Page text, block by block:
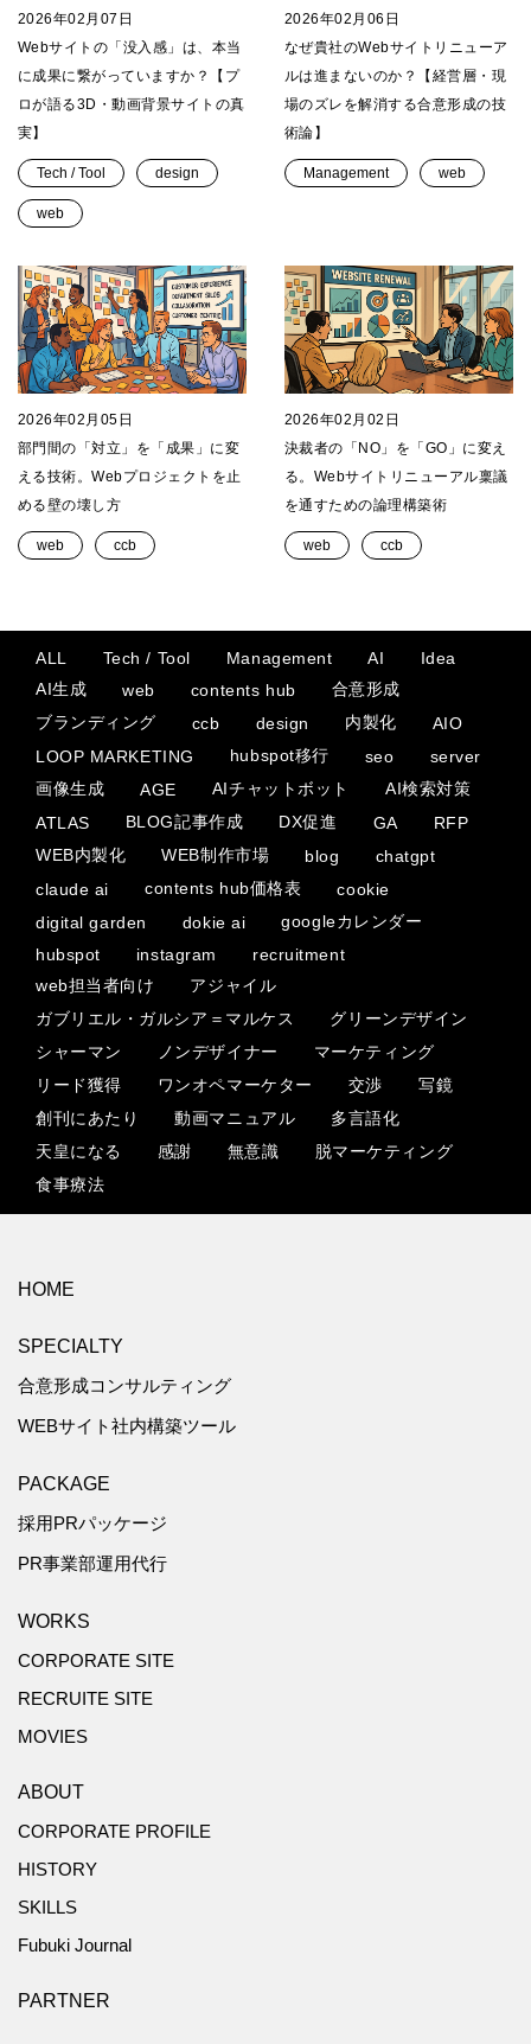
2026年02月07日
Webサイトの「没入感」は、本当
に成果に繋がっていますか？【プ
ロが語る3D・動画背景サイトの真
実】
Tech / Tool design
web
2026年02月06日
なぜ貴社のWebサイトリニューア
ルは進まないのか？【経営層・現
場のズレを解消する合意形成の技
術論】
Management web
2026年02月05日
部門間の「対立」を「成果」に変
える技術。Webプロジェクトを止
める壁の壊し方
web ccb
2026年02月02日
決裁者の「NO」を「GO」に変え
る。Webサイトリニューアル稟議
を通すための論理構築術
web ccb
ALL Tech / Tool Management AI
Idea
AI生成
web contents hub
合意形成
ブランディング
ccb design 内製化
AIO
LOOP MARKETING
hubspot移行 seo
server
画像生成
AGE AIチャットボット
AI検索対策
ATLAS
BLOG記事作成 DX促進 GA
RFP
WEB内製化
WEB制作市場 blog
chatgpt
claude ai
contents hub価格表
cookie
digital garden
dokie ai
googleカレンダー
hubspot
instagram
recruitment
web担当者向け
アジャイル
ガブリエル・ガルシア＝マルケス
グリーンデザイン
シャーマン
ノンデザイナー
マーケティング
リード獲得
ワンオペマーケター 交渉
写鏡
創刊にあたり
動画マニュアル
多言語化
天皇になる
感謝 無意識
脱マーケティング
食事療法
HOME
SPECIALTY
合意形成コンサルティング
WEBサイト社内構築ツール
PACKAGE
採用PRパッケージ
PR事業部運用代行
WORKS
CORPORATE SITE
RECRUITE SITE
MOVIES
ABOUT
CORPORATE PROFILE
HISTORY
SKILLS
Fubuki Journal
PARTNER